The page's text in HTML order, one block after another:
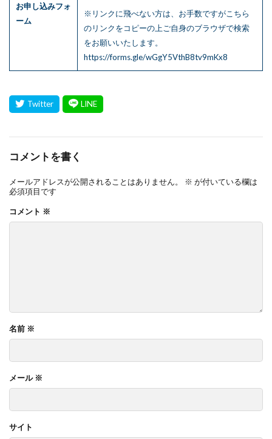
お申し込みフォ
ーム
※リンクに飛べない方は、お手数ですがこちら
のリンクをコピーの上ご自身のブラウザで検索
をお願いいたします。
https://forms.gle/wGgY5VthB8tv9mKx8
コメントを書く
メールアドレスが公開されることはありません。 ※ が付いている欄は
必須項目です
コメント ※
名前 ※
メール ※
サイト